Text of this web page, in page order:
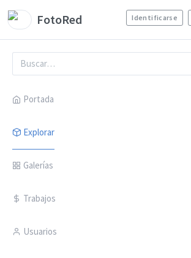
FotoRed Identificarse
Portada
Explorar
Galerías
Trabajos
Usuarios